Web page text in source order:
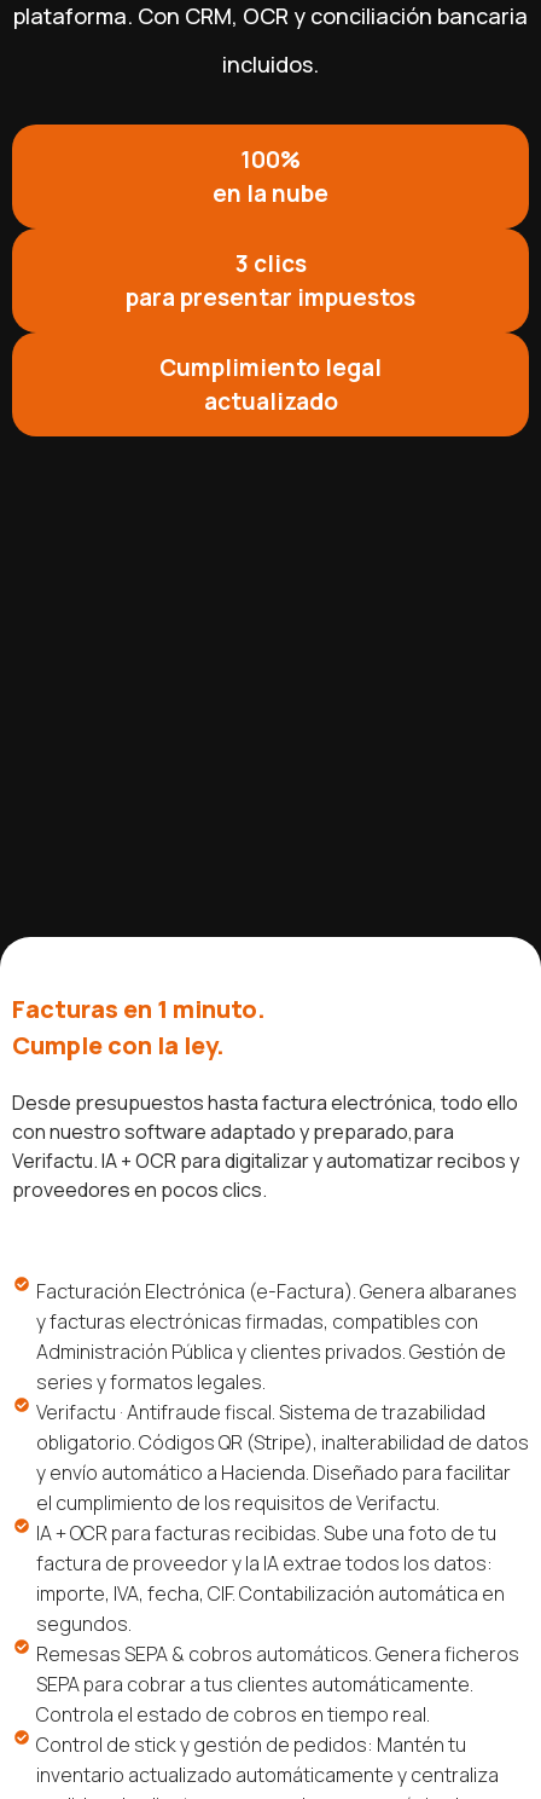
plataforma. Con CRM, OCR y conciliación bancaria
incluidos.
100%
en la nube
3 clics
para presentar impuestos
Cumplimiento legal
actualizado
Facturas en 1 minuto.
Cumple con la ley.
Desde presupuestos hasta factura electrónica, todo ello
con nuestro software adaptado y preparado,para
Verifactu. IA + OCR para digitalizar y automatizar recibos y
proveedores en pocos clics.
Facturación Electrónica (e-Factura). Genera albaranes
y facturas electrónicas firmadas, compatibles con
Administración Pública y clientes privados. Gestión de
series y formatos legales.
Verifactu · Antifraude fiscal. Sistema de trazabilidad
obligatorio. Códigos QR (Stripe), inalterabilidad de datos
y envío automático a Hacienda. Diseñado para facilitar
el cumplimiento de los requisitos de Verifactu.
IA + OCR para facturas recibidas. Sube una foto de tu
factura de proveedor y la IA extrae todos los datos:
importe, IVA, fecha, CIF. Contabilización automática en
segundos.
Remesas SEPA & cobros automáticos. Genera ficheros
SEPA para cobrar a tus clientes automáticamente.
Controla el estado de cobros en tiempo real.
Control de stick y gestión de pedidos: Mantén tu
inventario actualizado automáticamente y centraliza